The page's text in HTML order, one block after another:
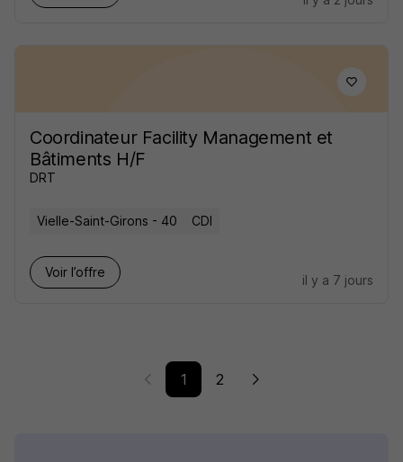
Coordinateur Facility Management et
Bâtiments H/F
DRT
Vielle-Saint-Girons - 40 CDI
Voir l’offre
il y a 7 jours
1 2